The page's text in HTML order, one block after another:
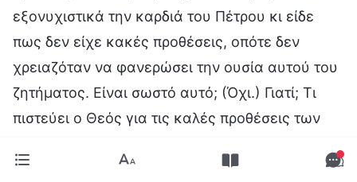
εξονυχιστικά την καρδιά του Πέτρου κι είδε
πως δεν είχε κακές προθέσεις, οπότε δεν
χρειαζόταν να φανερώσει την ουσία αυτού του
ζητήματος. Είναι σωστό αυτό; (Όχι.) Γιατί; Τι
πιστεύει ο Θεός για τις καλές προθέσεις των
για όσα σκέφτονται οι άνθρωποι αλλά δεν